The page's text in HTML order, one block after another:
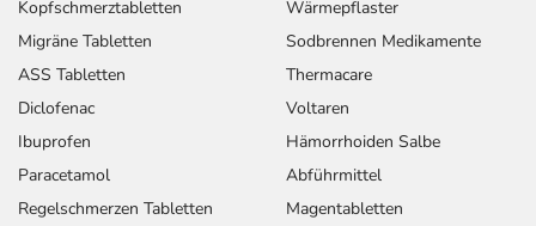
Kopfschmerztabletten
Migräne Tabletten
ASS Tabletten
Diclofenac
Ibuprofen
Paracetamol
Regelschmerzen Tabletten
Wärmepflaster
Sodbrennen Medikamente
Thermacare
Voltaren
Hämorrhoiden Salbe
Abführmittel
Magentabletten